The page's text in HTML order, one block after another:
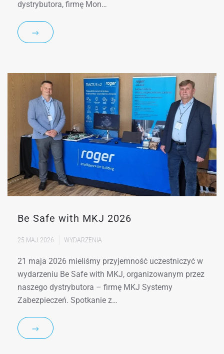
dystrybutora, firmę Mon…
Be Safe with MKJ 2026
25 MAJ 2026 WYDARZENIA
21 maja 2026 mieliśmy przyjemność uczestniczyć w
wydarzeniu Be Safe with MKJ, organizowanym przez
naszego dystrybutora – firmę MKJ Systemy
Zabezpieczeń. Spotkanie z…